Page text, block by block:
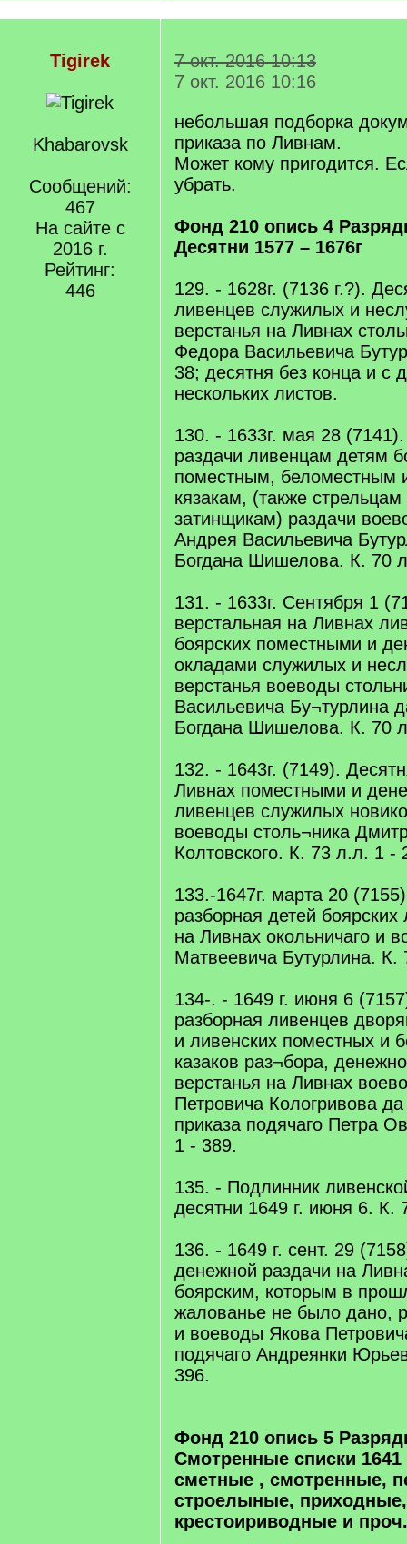
Tigirek
Khabarovsk
Сообщений:
467
На сайте с
2016 г.
Рейтинг:
446
7 окт. 2016 10:13
7 окт. 2016 10:16
небольшая подборка
приказа по Ливнам.
Может кому пригодится.
убрать.
Фонд 210 опись 4
Десятни 1577 – 1676г
129. - 1628г. (7136 г.?).
ливенцев служилых и
верстанья на Ливнах
Федора Васильевича
38; десятня без конца и с
нескольких листов.
130. - 1633г. мая 28
раздачи ливенцам детям
поместным, беломестным
кязакам, (также
затинщикам) раздачи
Андрея Васильевича
Богдана Шишелова. К. 70
131. - 1633г. Сентября 1
верстальная на Ливнах
боярских поместными и
окладами служилых и
верстанья воеводы
Васильевича Бу¬турлина
Богдана Шишелова. К. 70
132. - 1643г. (7149).
Ливнах поместными и
ливенцев служилых
воеводы столь¬ника
Колтовского. К. 73 л.л. 1 -
133.-1647г. марта 20
разборная детей
на Ливнах окольничаго и
Матвеевича Бутурлина. К.
134-. - 1649 г. июня 6
разборная ливенцев
и ливенских поместных и
казаков раз¬бора,
верстанья на Ливнах
Петровича Кологривова
приказа подячаго Петра
1 - 389.
135. - Подлинник
десятни 1649 г. июня 6. К.
136. - 1649 г. сент. 29
денежной раздачи на
боярским, которым в
жалованье не было дано,
и воеводы Якова
подячаго Андреянки
396.
Фонд 210 опись 5
Смотренные списки 1641
сметные , смотренные,
строелыные,
крестоириводные и проч.